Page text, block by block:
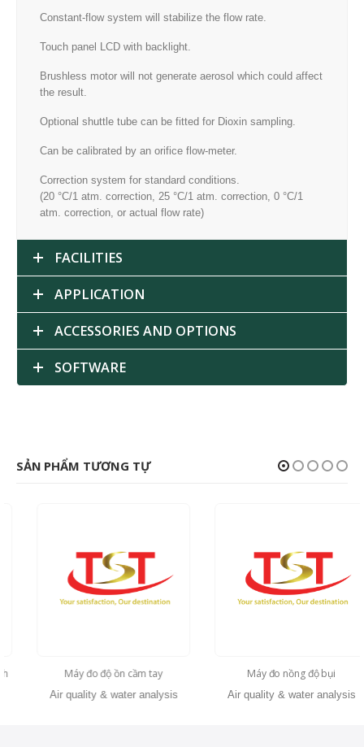
Constant-flow system will stabilize the flow rate.
Touch panel LCD with backlight.
Brushless motor will not generate aerosol which could affect
the result.
Optional shuttle tube can be fitted for Dioxin sampling.
Can be calibrated by an orifice flow-meter.
Correction system for standard conditions.
(20 °C/1 atm. correction, 25 °C/1 atm. correction, 0 °C/1
atm. correction, or actual flow rate)
FACILITIES
APPLICATION
ACCESSORIES AND OPTIONS
SOFTWARE
SẢN PHẨM TƯƠNG TỰ
Máy đo độ ồn cầm tay
Air quality & water analysis
Máy đo nồng độ bụi
Air quality & water analysis